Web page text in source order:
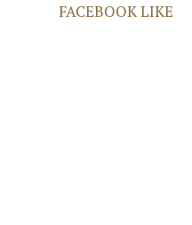
FACEBOOK LIKE